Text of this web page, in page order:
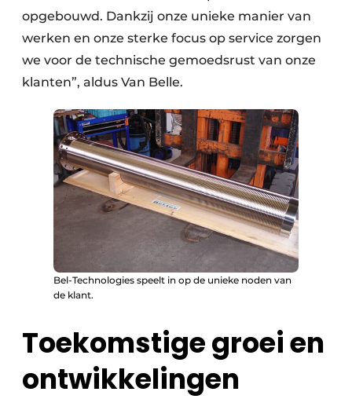
opgebouwd. Dankzij onze unieke manier van
werken en onze sterke focus op service zorgen
we voor de technische gemoedsrust van onze
klanten”, aldus Van Belle.
Bel-Technologies speelt in op de unieke noden van
de klant.
Toekomstige groei en
ontwikkelingen